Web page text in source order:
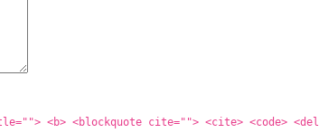
<b> <blockquote cite=""> <cite> <code> <del